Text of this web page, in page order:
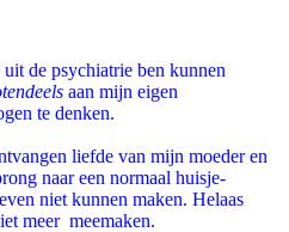
de psychiatrie ben kunnen
aan mijn eigen
te denken.
liefde van mijn moeder en
naar een normaal huisje-
niet kunnen maken. Helaas
meer meemaken.